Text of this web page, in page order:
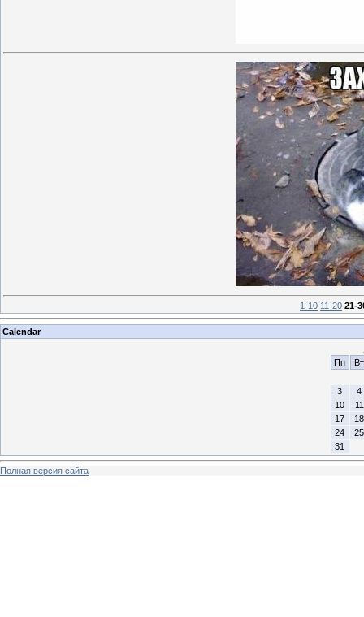
1-10 11-20 21-
Calendar
Пн
Вт
3
4
10
11
17
18
24
25
31
Полная версия сайта